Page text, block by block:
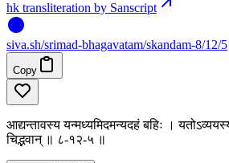
hk transliteration by Sanscript
siva.sh/srimad-bhagavatam/skandam-8/12/5
Copy
आद्यन्तावस्य यन्मध्यमिदमन्यदहं बहिः ।
चिद्भवान् ॥ ८-१२-५ ॥